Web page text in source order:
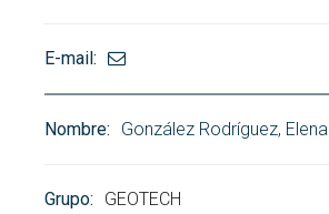
González Rodríguez, Elena
GEOTECH